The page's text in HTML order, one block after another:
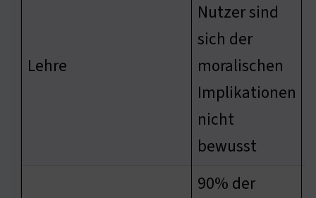
Lehre
Nutzer sind
sich der
moralischen
Implikationen
nicht
bewusst
90% der